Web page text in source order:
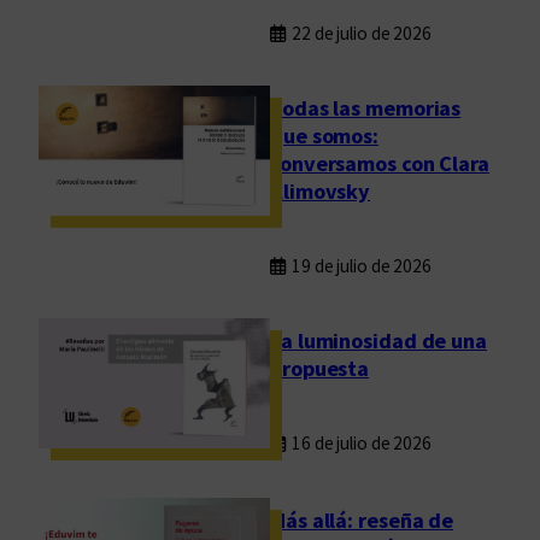
22 de julio de 2026
Todas las memorias
que somos:
conversamos con Clara
Klimovsky
19 de julio de 2026
La luminosidad de una
propuesta
16 de julio de 2026
Más allá: reseña de